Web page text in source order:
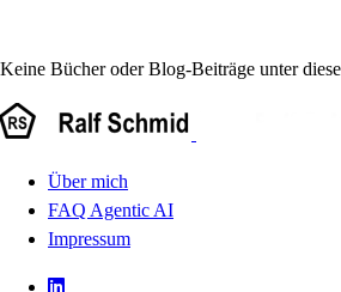
Keine Bücher oder Blog-Beiträge unter
Über mich
FAQ Agentic AI
Impressum